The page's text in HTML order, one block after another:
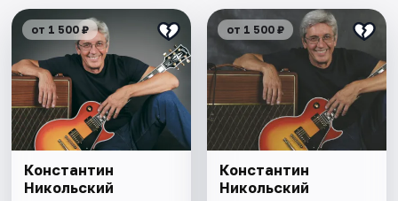
от 1 500 ₽
Константин
Никольский
от 1 500 ₽
Константин
Никольский